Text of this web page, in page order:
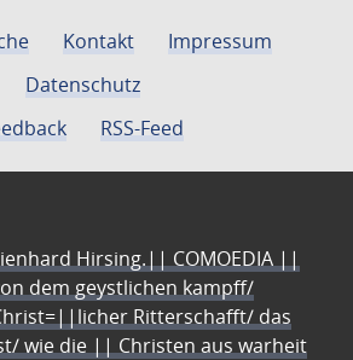
Kontakt
Impressum
Datenschutz
RSS-Feed
Hirsing.|| COMOEDIA ||
dem geystlichen kampff/
Ritterschafft/ das
wie die || Christen aus warheit